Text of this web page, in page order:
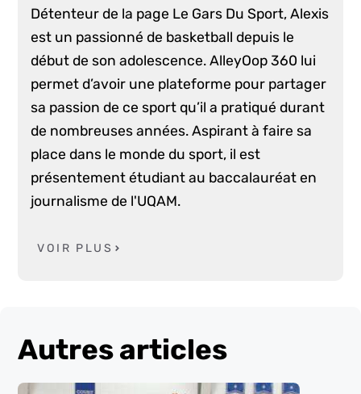
Détenteur de la page Le Gars Du Sport, Alexis
est un passionné de basketball depuis le
début de son adolescence. AlleyOop 360 lui
permet d’avoir une plateforme pour partager
sa passion de ce sport qu’il a pratiqué durant
de nombreuses années. Aspirant à faire sa
place dans le monde du sport, il est
présentement étudiant au baccalauréat en
journalisme de l'UQAM.
VOIR PLUS
Autres articles